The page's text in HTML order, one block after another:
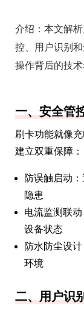
介绍： 本文解
控、用户识别
操作背后的技术
一、安全管
刷卡功能就像
建立双重保障：
防误触启动
隐患
电流监测联
设备状态
防水防尘设
环境
二、用户识